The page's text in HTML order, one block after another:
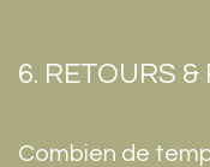
6. RETOURS
Combien de